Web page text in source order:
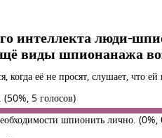
интеллекта люди-
виды шпионанажа
её не просят, слушает, что ей
(50%, 5 голосов)
шпионить лично. (0%,